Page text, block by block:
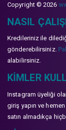
Copyright © 2026
NASIL
Kredileriniz ile
gönderebilirsiniz.
alabilirsiniz.
KIMLER
Instagram üyeliği
giriş yapın ve
satın almadıkça